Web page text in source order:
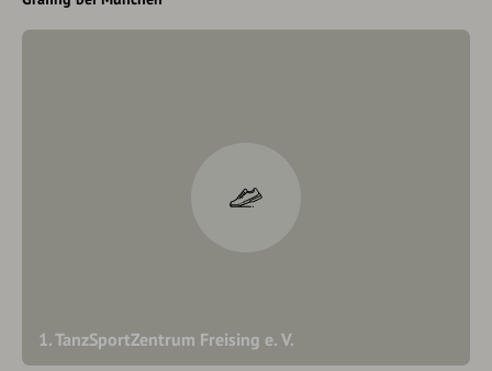
1. TanzSportZentrum Freising e. V.